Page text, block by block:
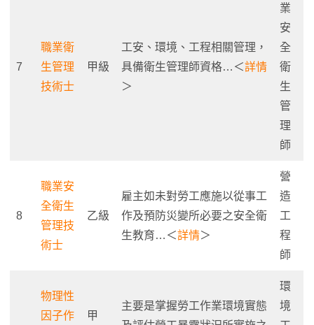
7
職業衛
生管理
技術士
甲級
工安、環境、工程相關管理，
具備衛生管理師資格…＜詳情
＞
業
安
全
衛
生
管
理
師
8
職業安
全衛生
管理技
術士
乙級
雇主如未對勞工應施以從事工
作及預防災變所必要之安全衛
生教育…＜詳情＞
營
造
工
程
師
物理性
因子作
甲
主要是掌握勞工作業環境實態
環
境